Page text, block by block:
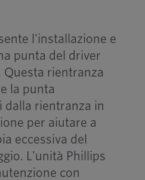
l'installazione e
punta del driver
Questa rientranza
la punta
rientranza in
per aiutare a
eccessiva del
L'unità Phillips
con